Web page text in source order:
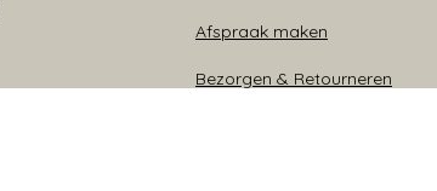
Afspraak maken
Bezorgen & Retourneren